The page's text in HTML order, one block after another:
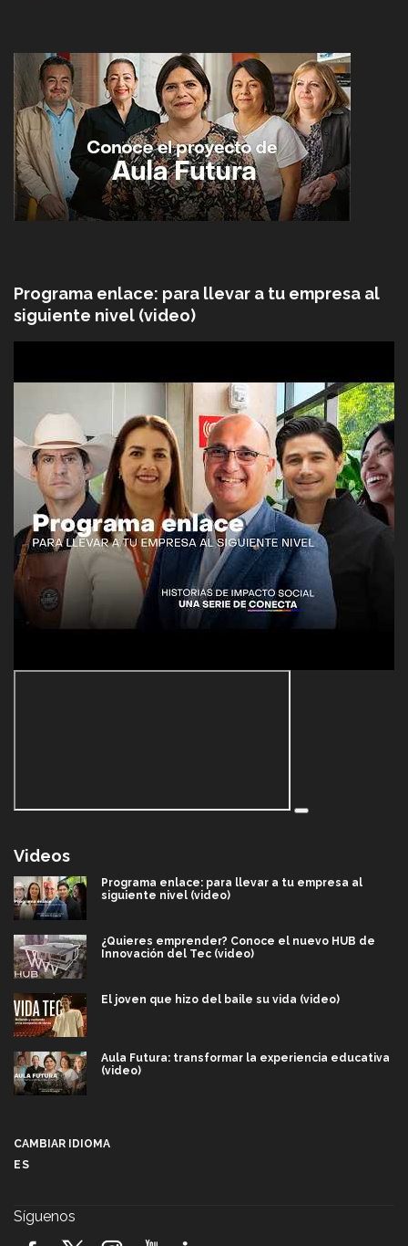
Programa enlace: para llevar a tu empresa al
siguiente nivel (video)
Videos
Programa enlace: para llevar a tu empresa al
siguiente nivel (video)
¿Quieres emprender? Conoce el nuevo HUB de
Innovación del Tec (video)
El joven que hizo del baile su vida (video)
Aula Futura: transformar la experiencia educativa
(video)
CAMBIAR IDIOMA
ES
Síguenos